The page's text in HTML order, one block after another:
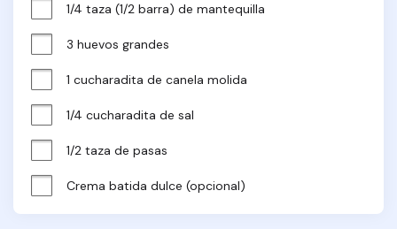
1/4 taza (1/2 barra) de mantequilla
3 huevos grandes
1 cucharadita de canela molida
1/4 cucharadita de sal
1/2 taza de pasas
Crema batida dulce (opcional)